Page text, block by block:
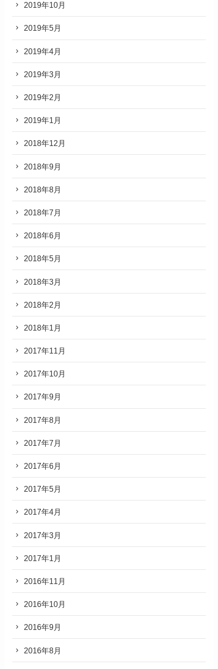
2019年10月
2019年5月
2019年4月
2019年3月
2019年2月
2019年1月
2018年12月
2018年9月
2018年8月
2018年7月
2018年6月
2018年5月
2018年3月
2018年2月
2018年1月
2017年11月
2017年10月
2017年9月
2017年8月
2017年7月
2017年6月
2017年5月
2017年4月
2017年3月
2017年1月
2016年11月
2016年10月
2016年9月
2016年8月